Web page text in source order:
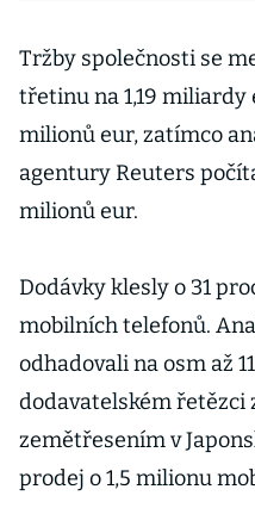
Tržby společnosti se
třetinu na 1,19
milionů eur, zatímco
agentury Reuters
milionů eur.
Dodávky klesly o 31
mobilních telefonů.
odhadovali na osm až
dodavatelském řetězci
zemětřesením v
prodej o 1,5 milionu